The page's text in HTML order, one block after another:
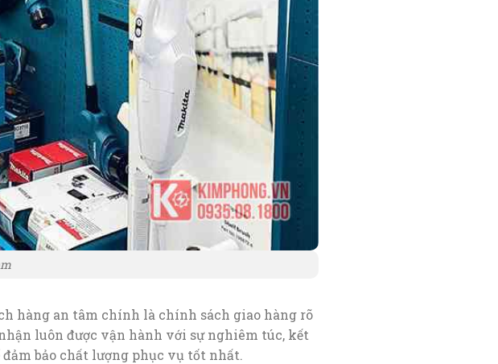
hàng an tâm chính là chính sách giao hàng rõ
luôn được vận hành với sự nghiêm túc, kết
bảo chất lượng phục vụ tốt nhất.